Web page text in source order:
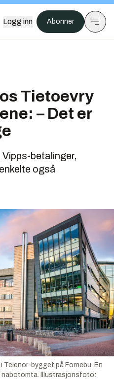
Logg inn Abonner
Tietoevry
– Det er
betalinger,
også
Telenor-bygget på Fornebu. En
Illustrasjonsfoto: